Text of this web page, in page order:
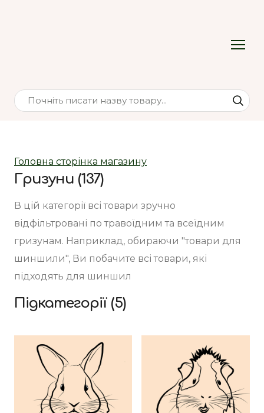
Головна сторінка магазину
Гризуни (137)
В цій категорії всі товари зручно
відфільтровані по травоїдним та всеїдним
гризунам. Наприклад, обираючи "товари для
шиншили", Ви побачите всі товари, які
підходять для шиншил
Підкатегорії (5)